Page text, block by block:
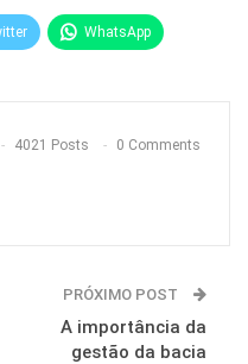
WhatsApp
4021 Posts 0 Comments
PRÓXIMO POST
A importância da
gestão da bacia